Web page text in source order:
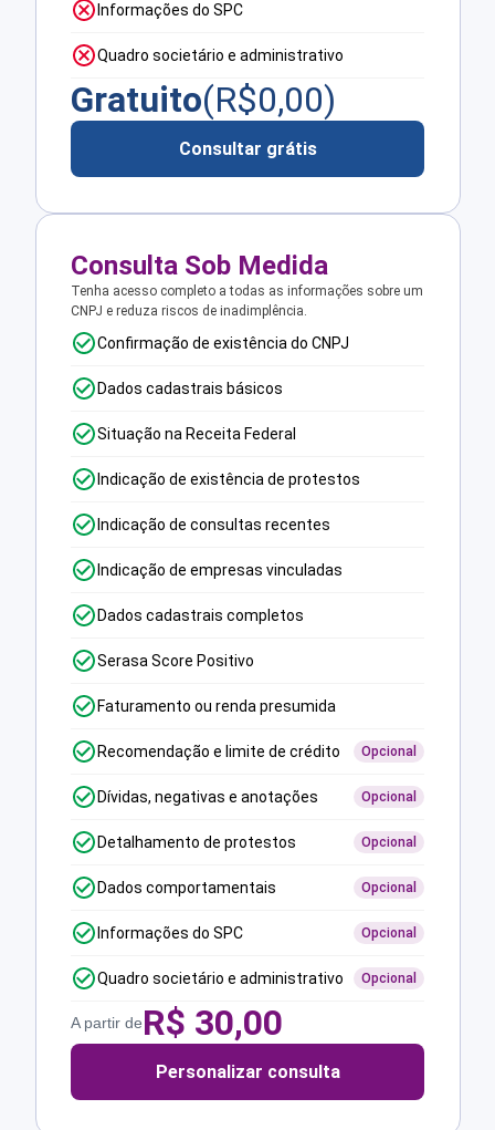
Informações do SPC
Quadro societário e administrativo
Gratuito(R$0,00)
Consultar grátis
Consulta Sob Medida
Tenha acesso completo a todas as informações sobre um
CNPJ e reduza riscos de inadimplência.
Confirmação de existência do CNPJ
Dados cadastrais básicos
Situação na Receita Federal
Indicação de existência de protestos
Indicação de consultas recentes
Indicação de empresas vinculadas
Dados cadastrais completos
Serasa Score Positivo
Faturamento ou renda presumida
Recomendação e limite de crédito Opcional
Dívidas, negativas e anotações Opcional
Detalhamento de protestos Opcional
Dados comportamentais Opcional
Informações do SPC Opcional
Quadro societário e administrativo Opcional
A partir deR$ 30,00
Personalizar consulta